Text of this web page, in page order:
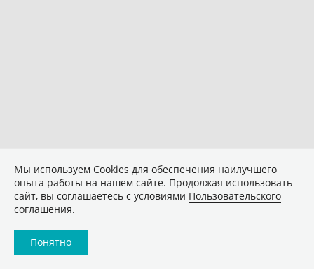
Мы используем Сookies для обеспечения наилучшего
опыта работы на нашем сайте. Продолжая использовать
сайт, вы соглашаетесь с условиями Пользовательского
соглашения.
Понятно